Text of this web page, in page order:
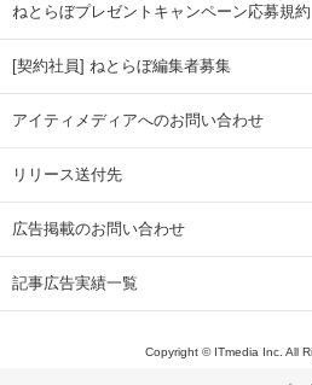
ねとらぼプレゼントキャンペーン応募規約
[契約社員] ねとらぼ編集者募集
アイティメディアへのお問い合わせ
リリース送付先
広告掲載のお問い合わせ
記事広告実績一覧
Copyright © ITmedia Inc. All